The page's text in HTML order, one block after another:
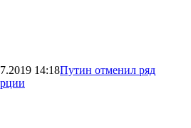
14:18Путин отменил ряд